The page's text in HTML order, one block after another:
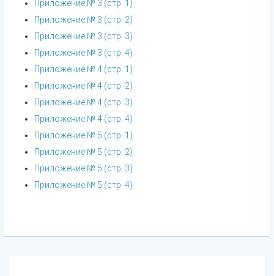
Приложение № 3 (стр. 1)
Приложение № 3 (стр. 2)
Приложение № 3 (стр. 3)
Приложение № 3 (стр. 4)
Приложение № 4 (стр. 1)
Приложение № 4 (стр. 2)
Приложение № 4 (стр. 3)
Приложение № 4 (стр. 4)
Приложение № 5 (стр. 1)
Приложение № 5 (стр. 2)
Приложение № 5 (стр. 3)
Приложение № 5 (стр. 4)